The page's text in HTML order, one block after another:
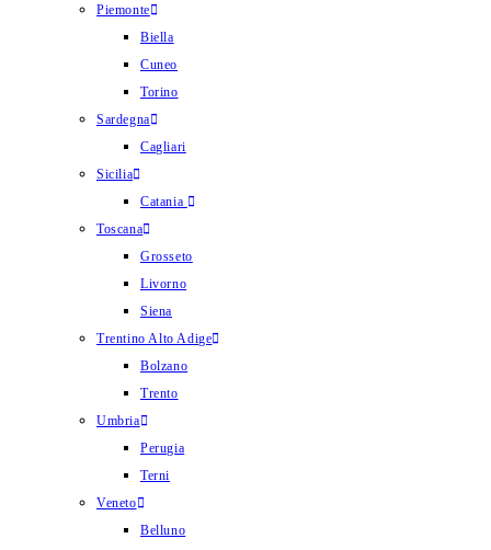
Piemonte
Biella
Cuneo
Torino
Sardegna
Cagliari
Sicilia
Catania
Toscana
Grosseto
Livorno
Siena
Trentino Alto Adige
Bolzano
Trento
Umbria
Perugia
Terni
Veneto
Belluno